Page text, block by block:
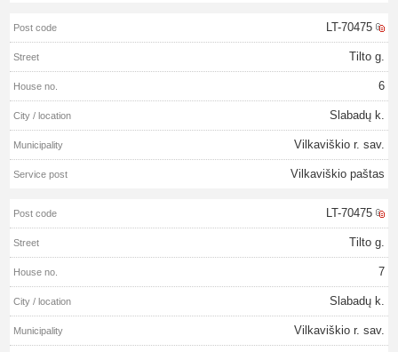
LT-70475
Tilto g.
6
Slabadų k.
Vilkaviškio r. sav.
Vilkaviškio paštas
LT-70475
Tilto g.
7
Slabadų k.
Vilkaviškio r. sav.